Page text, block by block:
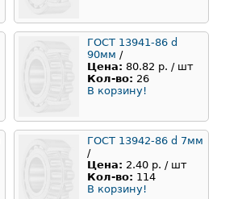
ГОСТ 13941-86 d
90мм /
Цена: 80.82 р. / шт
Кол-во: 26
В корзину!
ГОСТ 13942-86 d 7мм
/
Цена: 2.40 р. / шт
Кол-во: 114
В корзину!